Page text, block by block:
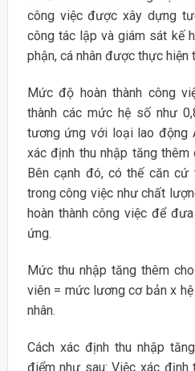
công việc được xây dựng
công tác lập và giám sát kế
phận, cá nhân được thực hiện
Mức độ hoàn thành công
thành các mức hệ số như
tương ứng với loại lao động
xác định thu nhập tăng thêm
Bên cạnh đó, có thế căn
trong công việc như chất
hoàn thành công việc để
ứng.
Mức thu nhập tăng thêm
viên = mức lương cơ bản x
nhân.
Cách xác định thu nhập
điểm như sau: Việc xác định